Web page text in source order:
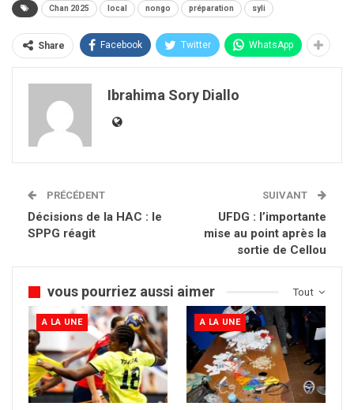
Chan 2025 local nongo préparation syli
Share Facebook Twitter WhatsApp
Ibrahima Sory Diallo
PRÉCÉDENT
Décisions de la HAC : le
SPPG réagit
SUIVANT
UFDG : l’importante
mise au point après la
sortie de Cellou
Tout
vous pourriez aussi aimer
A LA UNE A LA UNE